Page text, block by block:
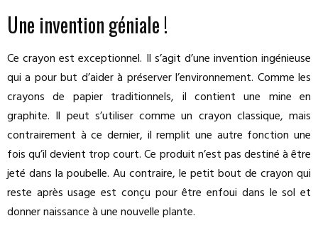
Une invention géniale !
Ce crayon est exceptionnel. Il s’agit d’une invention ingénieuse
qui a pour but d’aider à préserver l’environnement. Comme les
crayons de papier traditionnels, il contient une mine en
graphite. Il peut s’utiliser comme un crayon classique, mais
contrairement à ce dernier, il remplit une autre fonction une
fois qu’il devient trop court. Ce produit n’est pas destiné à être
jeté dans la poubelle. Au contraire, le petit bout de crayon qui
reste après usage est conçu pour être enfoui dans le sol et
donner naissance à une nouvelle plante.